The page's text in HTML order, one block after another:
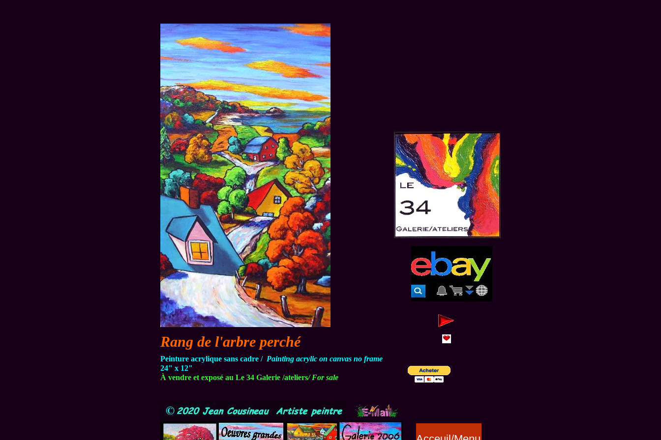
Rang de l'arbre perché
Peinture acrylique sans cadre / Painting acrylic on canvas no frame
24" x 12"
À vendre et exposé au Le 34 Galerie /ateliers/ For sale